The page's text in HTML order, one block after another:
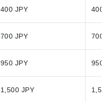
400 JPY 400
700 JPY 700
950 JPY 950
1,500 JPY